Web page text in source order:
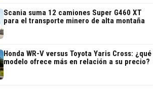
Scania suma 12 camiones Super G460 XT
para el transporte minero de alta montaña
Honda WR-V versus Toyota Yaris Cross: ¿qué
modelo ofrece más en relación a su precio?